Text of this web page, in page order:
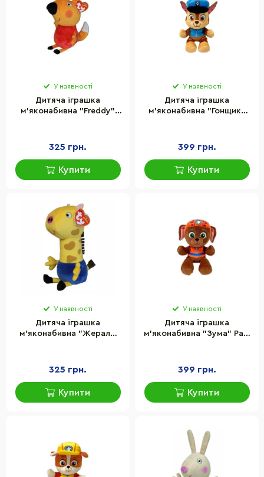
У наявності
Дитяча іграшка
м’яконабивна "Freddy"
325 грн.
Купити
У наявності
Дитяча іграшка
м’яконабивна "Гонщик"
399 грн.
Купити
У наявності
Дитяча іграшка
м’яконабивна "Жералд
325 грн.
Купити
У наявності
Дитяча іграшка
м’яконабивна "Зума" Paw
399 грн.
Купити